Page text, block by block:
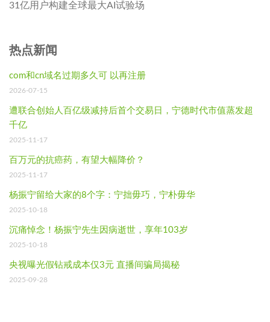
31亿用户构建全球最大AI试验场
热点新闻
com和cn域名过期多久可 以再注册
2026-07-15
遭联合创始人百亿级减持后首个交易日，宁德时代市值蒸发超
千亿
2025-11-17
百万元的抗癌药，有望大幅降价？
2025-11-17
杨振宁留给大家的8个字：宁拙毋巧，宁朴毋华
2025-10-18
沉痛悼念！杨振宁先生因病逝世，享年103岁
2025-10-18
央视曝光假钻戒成本仅3元 直播间骗局揭秘
2025-09-28